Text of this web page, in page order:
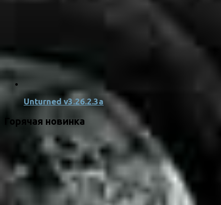
Unturned v3.26.2.3a
Горячая новинка